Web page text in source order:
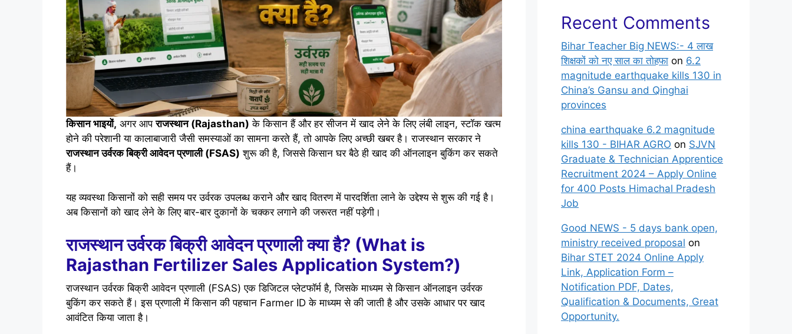
किसान भाइयों, अगर आपराजस्थान (Rajasthan) के किसान हैं और हर सीजन में खाद लेने के लिए लंबी लाइन, स्टॉक खत्म
होने की परेशानी या कालाबाजारी जैसी समस्याओं का सामना करते हैं, तो आपके लिए अच्छी खबर है। राजस्थान सरकार ने
राजस्थान उर्वरक बिक्री आवेदन प्रणाली (FSAS) शुरू की है, जिससे किसान घर बैठे ही खाद की ऑनलाइन बुकिंग कर सकते
हैं।
यह व्यवस्था किसानों को सही समय पर उर्वरक उपलब्ध कराने और खाद वितरण में पारदर्शिता लाने के उद्देश्य से शुरू की गई है।
अब किसानों को खाद लेने के लिए बार-बार दुकानों के चक्कर लगाने की जरूरत नहीं पड़ेगी।
राजस्थान उर्वरक बिक्री आवेदन प्रणाली क्या है? (What is
Rajasthan Fertilizer Sales Application System?)
राजस्थान उर्वरक बिक्री आवेदन प्रणाली (FSAS) एक डिजिटल प्लेटफॉर्म है, जिसके माध्यम से किसान ऑनलाइन उर्वरक
बुकिंग कर सकते हैं। इस प्रणाली में किसान की पहचान Farmer ID के माध्यम से की जाती है और उसके आधार पर खाद
आवंटित किया जाता है।
Recent Comments
Bihar Teacher Big NEWS:- 4 लाख
शिक्षकों को नए साल का तोहफा on 6.2
magnitude earthquake kills 130 in
China’s Gansu and Qinghai
provinces
china earthquake 6.2 magnitude
kills 130 - BIHAR AGRO on SJVN
Graduate & Technician Apprentice
Recruitment 2024 – Apply Online
for 400 Posts Himachal Pradesh
Job
Good NEWS - 5 days bank open,
ministry received proposal on
Bihar STET 2024 Online Apply
Link, Application Form –
Notification PDF, Dates,
Qualification & Documents, Great
Opportunity.